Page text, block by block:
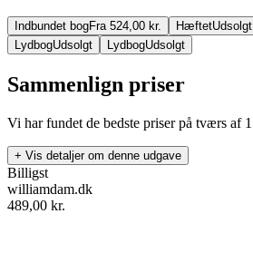
Indbundet bogFra 524,00 kr. HæftetUdsolgt
LydbogUdsolgt LydbogUdsolgt
Sammenlign priser
Vi har fundet de bedste priser på tværs af 1
+ Vis detaljer om denne udgave
Billigst
williamdam.dk
489,00 kr.